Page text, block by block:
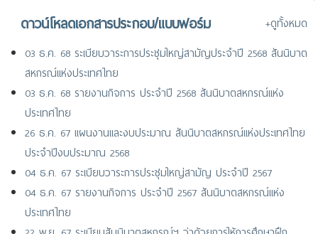
24 มิ.ย. 67 ประกาศ รายชื่อผู้ผ่านการสอบคัดเลือกบรรจุเป็นเจ้าหน้าที่
และพนักงานสันนิบาตสหกรณ์แห่งประเทศไทย
ดาวน์โหลดเอกสารประกอบ/แบบฟอร์ม
+ดูทั้งหมด
03 ธ.ค. 68 ระเบียบวาระการประชุมใหญ่สามัญประจำปี 2568 สันนิบาต
สหกรณ์แห่งประเทศไทย
03 ธ.ค. 68 รายงานกิจการ ประจำปี 2568 สันนิบาตสหกรณ์แห่ง
ประเทศไทย
26 ธ.ค. 67 แผนงานและงบประมาณ สันนิบาตสหกรณ์แห่งประเทศไทย
ประจำปีงบประมาณ 2568
04 ธ.ค. 67 ระเบียบวาระการประชุมใหญ่สามัญ ประจำปี 2567
04 ธ.ค. 67 รายงานกิจการ ประจำปี 2567 สันนิบาตสหกรณ์แห่ง
ประเทศไทย